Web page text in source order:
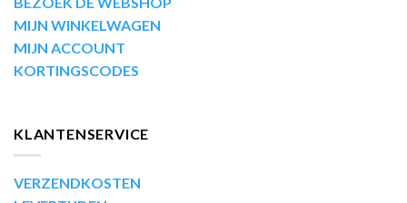
MIJN WINKELWAGEN
MIJN ACCOUNT
KORTINGSCODES
KLANTENSERVICE
VERZENDKOSTEN